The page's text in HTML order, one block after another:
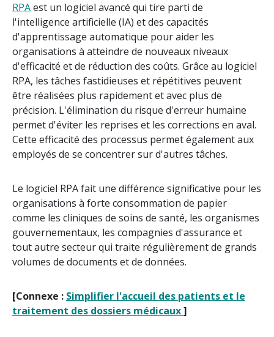
RPAest un logiciel avancé qui tire parti de
l'intelligence artificielle (IA) et des capacités
d'apprentissage automatique pour aider les
organisations à atteindre de nouveaux niveaux
d'efficacité et de réduction des coûts. Grâce au logiciel
RPA, les tâches fastidieuses et répétitives peuvent
être réalisées plus rapidement et avec plus de
précision. L'élimination du risque d'erreur humaine
permet d'éviter les reprises et les corrections en aval.
Cette efficacité des processus permet également aux
employés de se concentrer sur d'autres tâches.
Le logiciel RPA fait une différence significative pour les
organisations à forte consommation de papier
comme les cliniques de soins de santé, les organismes
gouvernementaux, les compagnies d'assurance et
tout autre secteur qui traite régulièrement de grands
volumes de documents et de données.
[Connexe : Simplifier l'accueil des patients et le
traitement des dossiers médicaux]